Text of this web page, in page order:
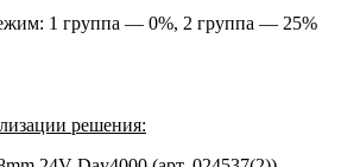
1 группа — 0%, 2 группа — 25%
решения: